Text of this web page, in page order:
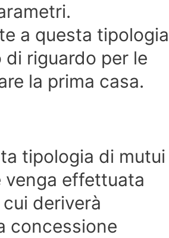
a questa tipologia
riguardo per le
la prima casa.
tipologia di mutui
venga effettuata
deriverà
concessione